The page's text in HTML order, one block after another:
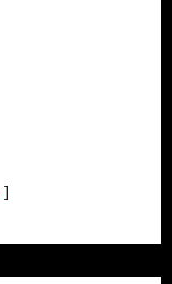
]